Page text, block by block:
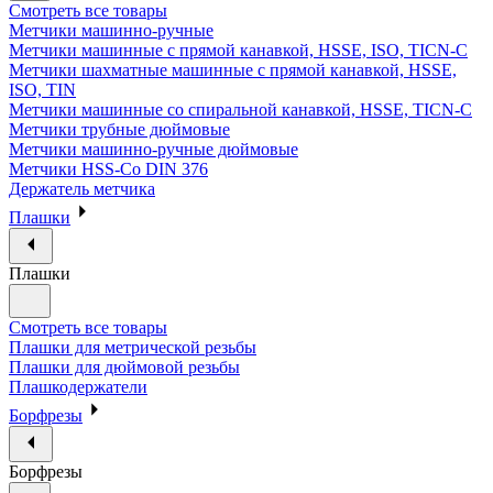
Смотреть все товары
Метчики машинно-ручные
Метчики машинные с прямой канавкой, HSSE, ISO, TICN-C
Метчики шахматные машинные с прямой канавкой, HSSE,
ISO, TIN
Метчики машинные со спиральной канавкой, HSSE, TICN-C
Метчики трубные дюймовые
Метчики машинно-ручные дюймовые
Метчики HSS-Co DIN 376
Держатель метчика
Плашки
Плашки
Смотреть все товары
Плашки для метрической резьбы
Плашки для дюймовой резьбы
Плашкодержатели
Борфрезы
Борфрезы